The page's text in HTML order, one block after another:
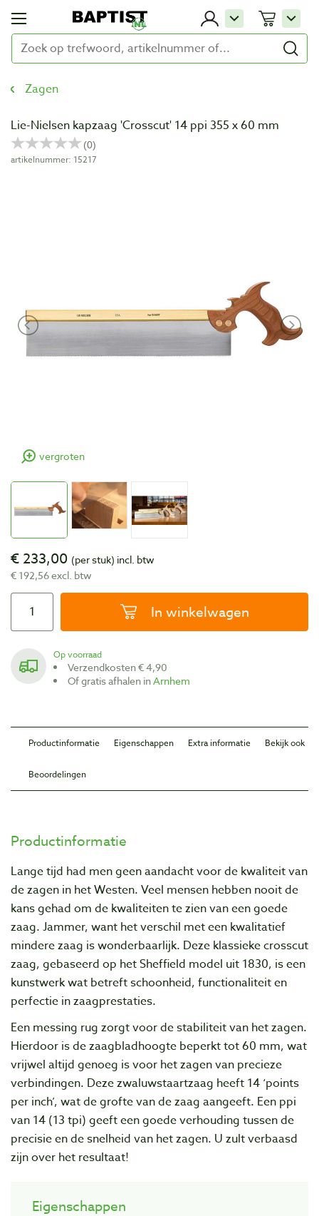
Zagen
Lie-Nielsen kapzaag 'Crosscut' 14 ppi 355 x 60 mm
artikelnummer: 15217
vergroten
€ 233,00 (per stuk) incl. btw
€ 192,56 excl. btw
In winkelwagen
Op voorraad
Verzendkosten € 4,90
Of gratis afhalen inArnhem
Productinformatie Eigenschappen Extra informatie Bekijk ook
Beoordelingen
Productinformatie
Lange tijd had men geen aandacht voor de kwaliteit van
de zagen in het Westen. Veel mensen hebben nooit de
kans gehad om de kwaliteiten te zien van een goede
zaag. Jammer, want het verschil met een kwalitatief
mindere zaag is wonderbaarlijk. Deze klassieke crosscut
zaag, gebaseerd op het Sheffield model uit 1830, is een
kunstwerk wat betreft schoonheid, functionaliteit en
perfectie in zaagprestaties.
Een messing rug zorgt voor de stabiliteit van het zagen.
Hierdoor is de zaagbladhoogte beperkt tot 60 mm, wat
vrijwel altijd genoeg is voor het zagen van precieze
verbindingen. Deze zwaluwstaartzaag heeft 14 ‘points
per inch’, wat de grofte van de zaag aangeeft. Een ppi
van 14 (13 tpi) geeft een goede verhouding tussen de
precisie en de snelheid van het zagen. U zult verbaasd
zijn over het resultaat!
Eigenschappen